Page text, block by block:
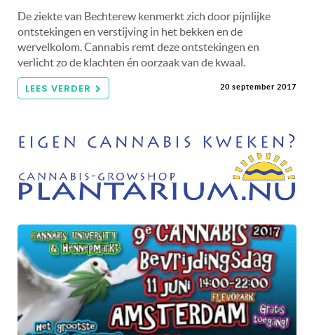
De ziekte van Bechterew kenmerkt zich door pijnlijke
ontstekingen en verstijving in het bekken en de
wervelkolom. Cannabis remt deze ontstekingen en
verlicht zo de klachten én oorzaak van de kwaal.
LEES VERDER 20 september 2017